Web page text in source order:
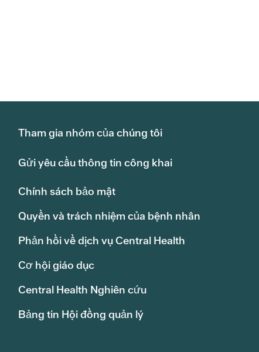
Tham gia nhóm của chúng tôi
Gửi yêu cầu thông tin công khai
Chính sách bảo mật
Quyền và trách nhiệm của bệnh nhân
Phản hồi về dịch vụ Central Health
Cơ hội giáo dục
Central Health Nghiên cứu
Bảng tin Hội đồng quản lý